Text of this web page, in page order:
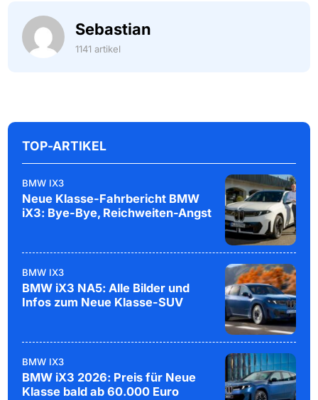
Sebastian
1141 artikel
TOP-ARTIKEL
BMW IX3
Neue Klasse-Fahrbericht BMW
iX3: Bye-Bye, Reichweiten-Angst
BMW IX3
BMW iX3 NA5: Alle Bilder und
Infos zum Neue Klasse-SUV
BMW IX3
BMW iX3 2026: Preis für Neue
Klasse bald ab 60.000 Euro